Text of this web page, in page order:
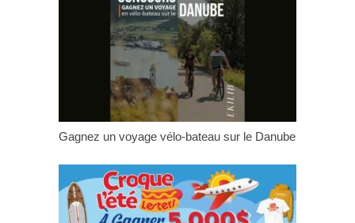
Gagnez un voyage vélo-bateau sur le Danube